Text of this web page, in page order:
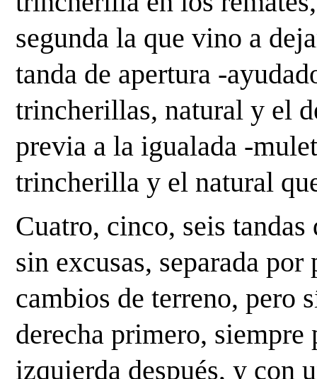
segunda la que vino a
tanda de apertura -
trincherillas, natural y el
previa a la igualada -
trincherilla y el natural
Cuatro, cinco, seis
sin excusas, separada por
cambios de terreno, pero
derecha primero,
izquierda después, y con